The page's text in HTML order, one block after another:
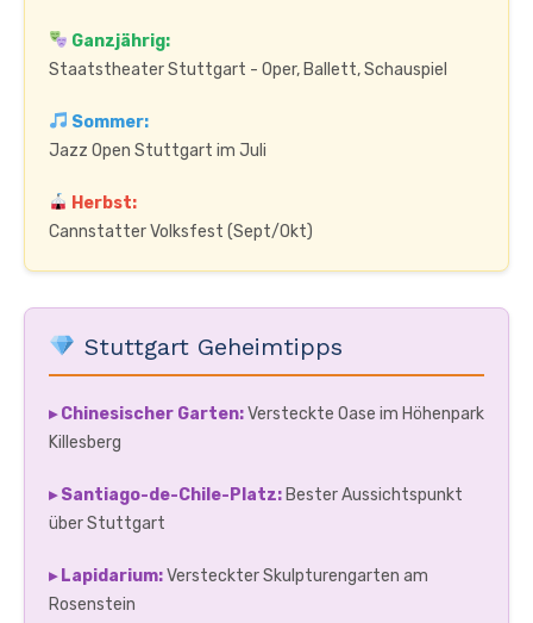
Ganzjährig:
Staatstheater Stuttgart - Oper, Ballett, Schauspiel
Sommer:
Jazz Open Stuttgart im Juli
Herbst:
Cannstatter Volksfest (Sept/Okt)
Stuttgart Geheimtipps
▸ Chinesischer Garten:Versteckte Oase im Höhenpark
Killesberg
▸ Santiago-de-Chile-Platz: Bester Aussichtspunkt
über Stuttgart
▸ Lapidarium:Versteckter Skulpturengarten am
Rosenstein